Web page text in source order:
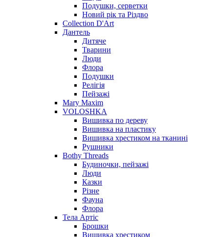
Подушки, серветки
Новий рік та Різдво
Collection D'Art
Дантель
Дитяче
Тварини
Люди
Флора
Подушки
Релігія
Пейзажі
Mary Maxim
VOLOSHKA
Вишивка по дереву
Вишивка на пластику
Вишивка хрестиком на тканині
Рушники
Bothy Threads
Будиночки, пейзажі
Люди
Казки
Різне
Фауна
Флора
Тела Артіс
Брошки
Вишивка хрестиком